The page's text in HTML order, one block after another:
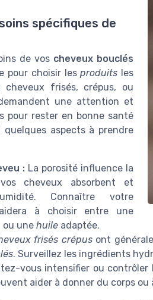
spécifiques de
de vos cheveux bouclés
pour choisir lesproduits les
cheveux frisés, crépus, ou
une attention et
pour rester en bonne santé
quelques aspects à prendre
: La porosité influence la
cheveux absorbent et
Connaître votre
à choisir entre une
ou une huile adaptée.
frisés crépusont
. Surveillez les ingrédients
vous intensifier ou
aider à donner du corps ou